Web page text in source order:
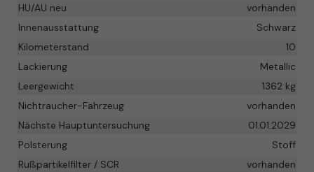
HU/AU neu
vorhanden
Innenausstattung
Schwarz
Kilometerstand
10
Lackierung
Metallic
Leergewicht
1362 kg
Nichtraucher-Fahrzeug
vorhanden
Nächste Hauptuntersuchung
01.01.2029
Polsterung
Stoff
Rußpartikelfilter / SCR
vorhanden